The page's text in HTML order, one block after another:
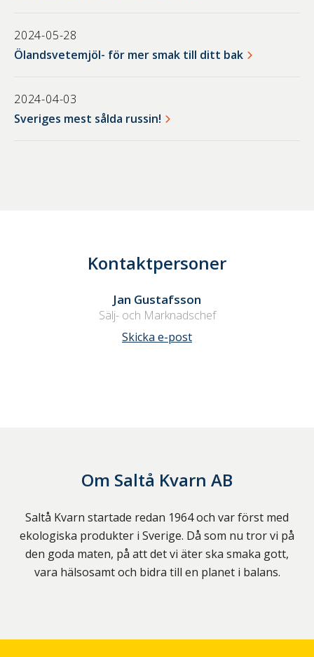
2024-05-28
Ölandsvetemjöl- för mer smak till ditt bak
2024-04-03
Sveriges mest sålda russin!
Kontaktpersoner
Jan Gustafsson
Sälj- och Marknadschef
Skicka e-post
Om Saltå Kvarn AB
Saltå Kvarn startade redan 1964 och var först med
ekologiska produkter i Sverige. Då som nu tror vi på
den goda maten, på att det vi äter ska smaka gott,
vara hälsosamt och bidra till en planet i balans.